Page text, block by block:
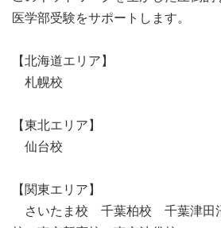
医学部受験をサポートします。
【北海道エリア】
札幌校
【東北エリア】
仙台校
【関東エリア】
さいたま校 千葉柏校 千葉津田